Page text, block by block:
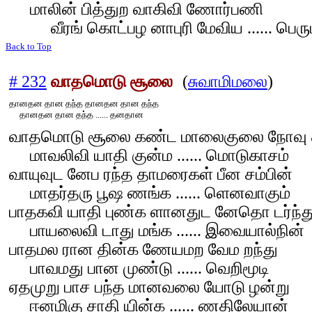
மாலின் பித்துற வாகிவி ணோர்பணி
வீரங் கொட்பழ னாபுரி மேவிய ......
Back to Top
# 232 வாதமொடு சூலை (சுவாமிமலை)
தானதன தான தந்த தானதன தான தந்த
தானதன தான தந்த ...... தனதான
வாதமொடு சூலை கண்ட மாலைகுலை நோவு
மாவலிவி யாதி குன்ம ...... மொடுகாசம்
வாயுவுட னேப ரந்த தாமரைகள் பீன சம்பின்
மாதர்தரு பூஷ ணங்க ...... ளெனவாகும்
பாதகவி யாதி புண்க ளானதுட னேதொ
பாயலைவி டாது மங்க ...... இவையால்நின்
பாதமல ரான தின்க ணேயமற வேம றந்து
பாவமது பான முண்டு ...... வெறிமூடி
ஏதமுறு பாச பந்த மானவலை யோடு ழன்று
ஈனமிகு சாதி யின்க ...... ணதிலேயான்